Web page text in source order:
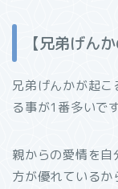
【兄弟げん
兄弟げんかが起
る事が1 番多いです
親からの愛情を
方が優れている